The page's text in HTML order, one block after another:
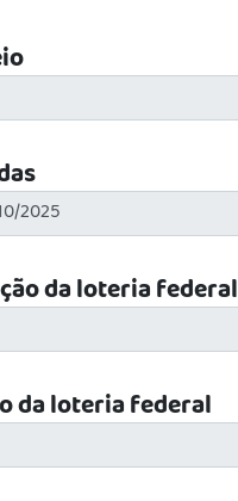
da loteria federal
da loteria federal